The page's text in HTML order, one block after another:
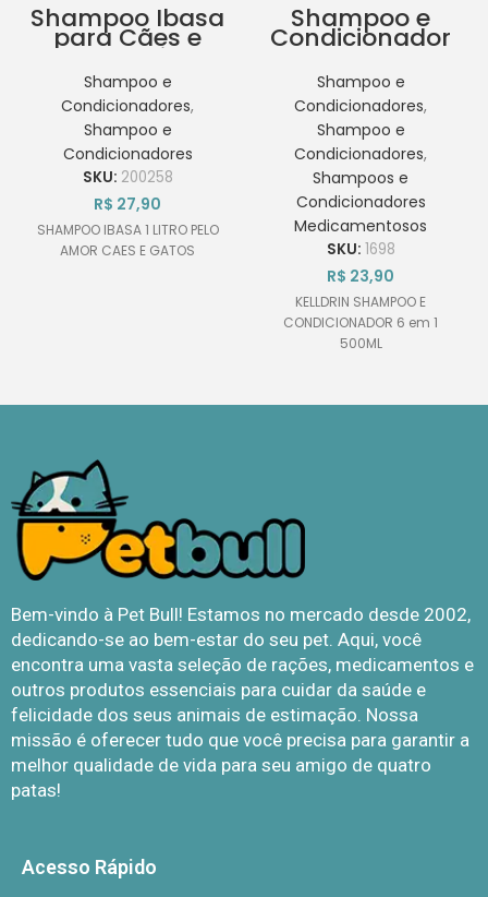
Shampoo Ibasa
para Cães e
Gatos 1 Litro
Pelo Amor
Shampoo e
Condicionadores,
Shampoo e
Condicionadores
SKU: 200258
R$ 27,90
SHAMPOO IBASA 1 LITRO PELO
AMOR CAES E GATOS
Shampoo e
Condicionador
Kelldrín 500ml
Shampoo e
Condicionadores,
Shampoo e
Condicionadores,
Shampoos e
Condicionadores
Medicamentosos
SKU: 1698
R$ 23,90
KELLDRIN SHAMPOO E
CONDICIONADOR 6 em 1
500ML
Bem-vindo à Pet Bull! Estamos no mercado desde 2002,
dedicando-se ao bem-estar do seu pet. Aqui, você
encontra uma vasta seleção de rações, medicamentos e
outros produtos essenciais para cuidar da saúde e
felicidade dos seus animais de estimação. Nossa
missão é oferecer tudo que você precisa para garantir a
melhor qualidade de vida para seu amigo de quatro
patas!
Acesso Rápido